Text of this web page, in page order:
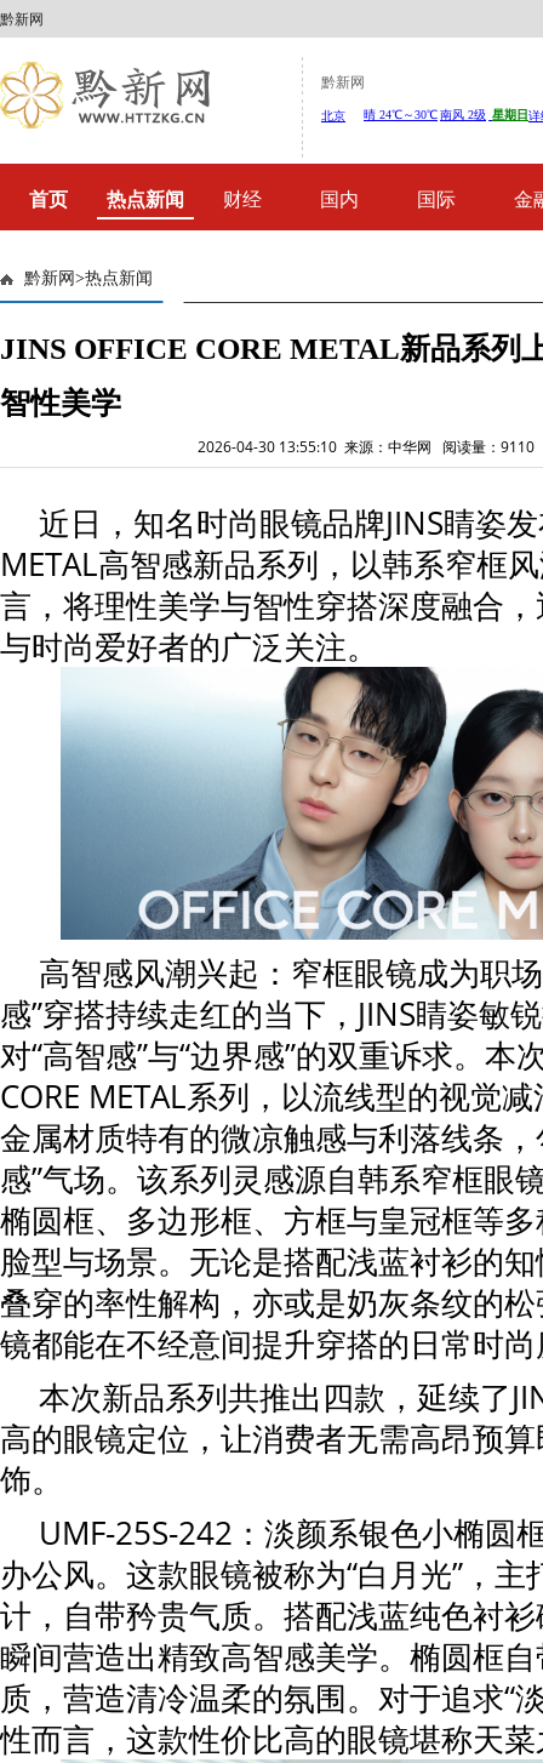
黔新网
黔新网
首页 热点新闻 财经 国内 国际 金
黔新网 >热点新闻
JINS OFFICE CORE METAL新品系列
智性美学
2026-04-30 13:55:10 来源：中华网 阅读量：9110
近日，知名时尚眼镜品牌JINS睛姿发
METAL高智感新品系列，以韩系窄框
言，将理性美学与智性穿搭深度融合
与时尚爱好者的广泛关注。
高智感风潮兴起：窄框眼镜成为职
感”穿搭持续走红的当下，JINS睛姿敏
对“高智感”与“边界感”的双重诉求。本
CORE METAL系列，以流线型的视觉
金属材质特有的微凉触感与利落线条
感”气场。该系列灵感源自韩系窄框眼
椭圆框、多边形框、方框与皇冠框等
脸型与场景。无论是搭配浅蓝衬衫的
叠穿的率性解构，亦或是奶灰条纹的
镜都能在不经意间提升穿搭的日常时
本次新品系列共推出四款，延续了
高的眼镜定位，让消费者无需高昂预
饰。
UMF-25S-242：淡颜系银色小椭圆
办公风。这款眼镜被称为“白月光”，
计，自带矜贵气质。搭配浅蓝纯色衬
瞬间营造出精致高智感美学。椭圆框
质，营造清冷温柔的氛围。对于追求“
性而言，这款性价比高的眼镜堪称天